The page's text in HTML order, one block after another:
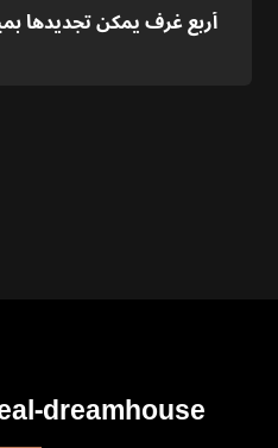
أربع غرف يمكن تجديدها
dreamhouse